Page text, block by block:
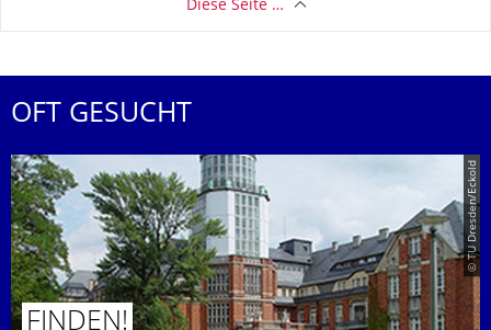
Diese Seite …
OFT GESUCHT
© TU Dresden/Eckold
FINDEN!